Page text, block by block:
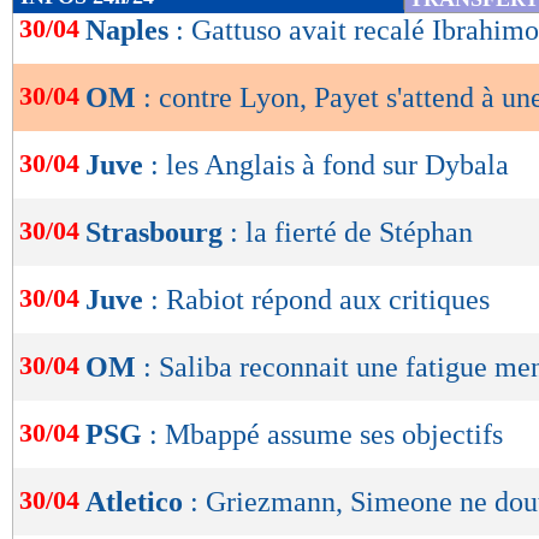
de
lecture
OK
30/04 Naples : Gattuso avait recalé
30/04 OM : contre Lyon, Payet s'attend à
30/04 Juve : les Anglais à fond sur Dybala
30/04 Strasbourg : la fierté de Stéphan
30/04 Juve : Rabiot répond aux critiques
30/04 OM : Saliba reconnait une fatigue
30/04 PSG : Mbappé assume ses objectifs
30/04 Atletico : Griezmann, Simeone ne